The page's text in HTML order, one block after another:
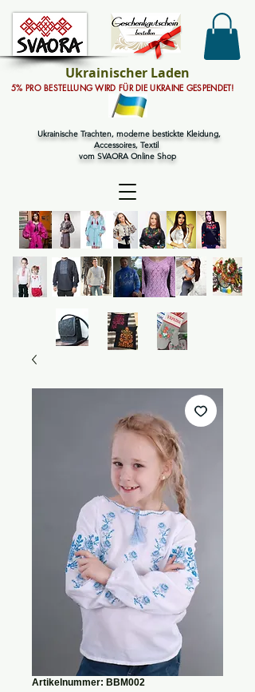
Ukrainische Trachten, moderne bestickte Kleidung,
Accessoires, Textil
vom SVAORA Online Shop
5% PRO BESTELLUNG WIRD FÜR DIE UKRAINE GESPENDET!
Ukrainischer Laden
Artikelnummer: BBM002